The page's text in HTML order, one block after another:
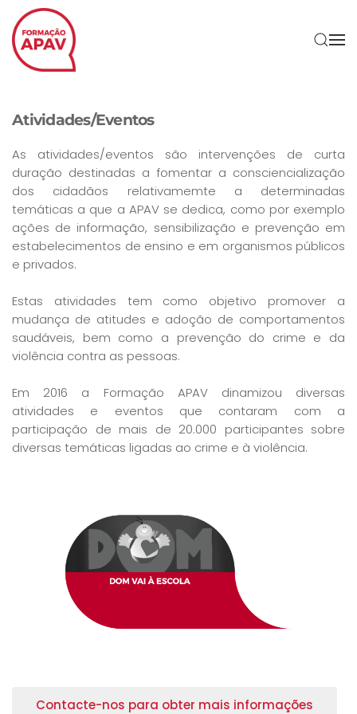
Skip to main content
Atividades/Eventos
As atividades/eventos são intervenções de curta
duração destinadas a fomentar a consciencialização
dos cidadãos relativamemte a determinadas
temáticas a que a APAV se dedica, como por exemplo
ações de informação, sensibilização e prevenção em
estabelecimentos de ensino e em organismos públicos
e privados.
Estas atividades tem como objetivo promover a
mudança de atitudes e adoção de comportamentos
saudáveis, bem como a prevenção do crime e da
violência contra as pessoas.
Em 2016 a Formação APAV dinamizou diversas
atividades e eventos que contaram com a
participação de mais de 20.000 participantes sobre
diversas temáticas ligadas ao crime e à violência.
Contacte-nos para obter mais informações